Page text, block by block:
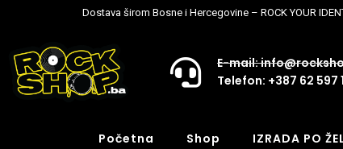
Dostava širom Bosne i Hercegovine – ROCK YOUR
E-mail:
Telefon: +387 62 597
Početna Shop IZRADA PO